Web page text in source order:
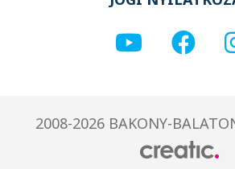
2008-2026 BAKONY-